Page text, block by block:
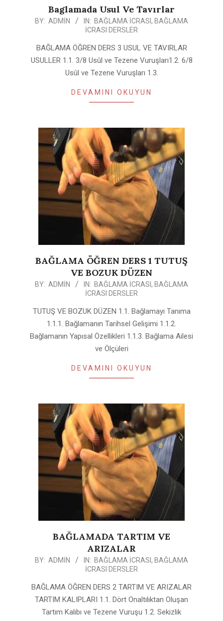
Baglamada Usul Ve Tavırlar
2020-
11
BY: ADMIN IN: BAĞLAMA İCRASI , BAĞLAMA
İCRASI DERSLER
BAĞLAMA ÖĞREN DERS 3 USUL VE TAVIRLAR
USULLER 1.1. 3/8 Usûl ve Tezene Vuruşları1.2. 6/8
Usûl ve Tezene Vuruşları 1.3.
DEVAMINI OKUYUN
BAĞLAMA ÖĞREN DERS 1 TUTUŞ
VE BOZUK DÜZEN
2020-
11
BY: ADMIN IN: BAĞLAMA İCRASI , BAĞLAMA
İCRASI DERSLER
TUTUŞ VE BOZUK DÜZEN 1.1. Bağlamayı Tanıma
1.1.1. Bağlamanın Tarihsel Gelişimi 1.1.2.
Bağlamanın Yapısal Özellikleri 1.1.3. Bağlama Ailesi
ve Ölçüleri
DEVAMINI OKUYUN
BAĞLAMADA TARTIM VE
ARIZALAR
2020-
11
BY: ADMIN IN: BAĞLAMA İCRASI , BAĞLAMA
İCRASI DERSLER
BAĞLAMA ÖĞREN DERS 2 TARTIM VE ARIZALAR
TARTIM KALIPLARI 1.1. Dört Onaltılıktan Oluşan
Tartım Kalıbı ve Tezene Vuruşu 1.2. Sekizlik